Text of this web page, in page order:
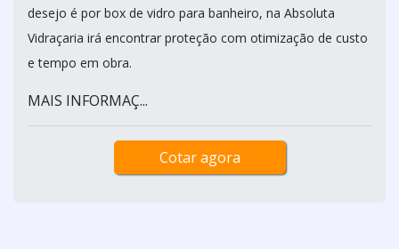
desejo é por box de vidro para banheiro, na Absoluta
Vidraçaria irá encontrar proteção com otimização de custo
e tempo em obra.
MAIS INFORMAÇ...
Cotar agora